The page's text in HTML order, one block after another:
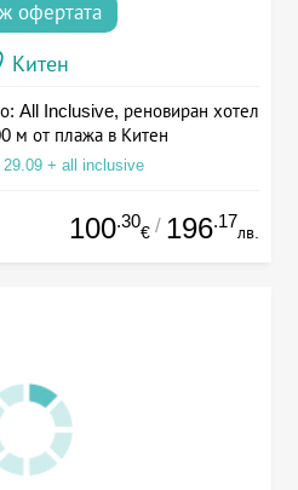
офертата
Китен
All Inclusive, реновиран хотел
м от плажа в Китен
29.09 + all inclusive
100.30
€ / 196.17
лв.